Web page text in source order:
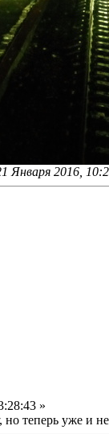
Января 2016,
»
теперь уже и